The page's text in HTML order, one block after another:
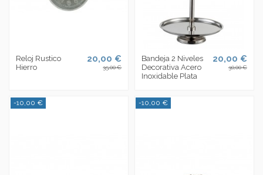
Reloj Rustico
Hierro
20,00 €
35,00 €
Bandeja 2 Niveles
Decorativa Acero
Inoxidable Plata
20,00 €
30,00 €
-10,00 € -10,00 €